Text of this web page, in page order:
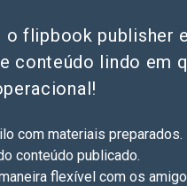
flipbook publisher
conteúdo lindo em
com materiais preparados.
conteúdo publicado.
flexível com os